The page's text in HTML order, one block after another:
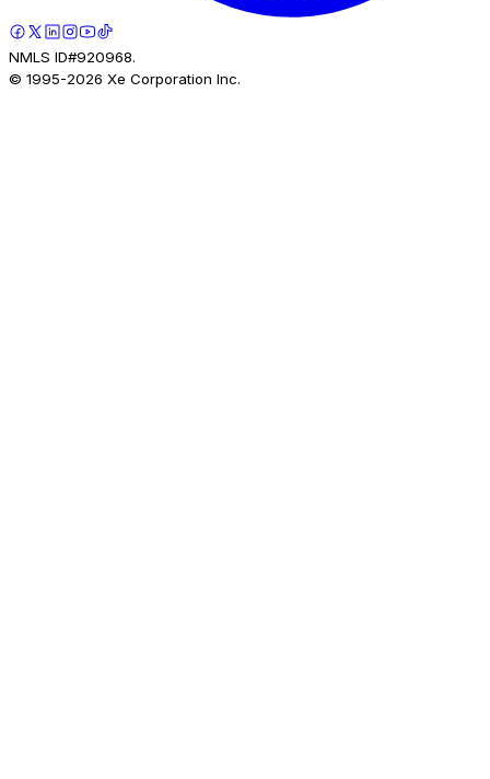
NMLS ID#920968.
© 1995-2026 Xe Corporation Inc.